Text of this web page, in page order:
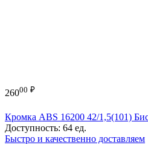
26000 ₽
Кромка ABS 16200 42/1,5(101)
Доступность: 64 ед.
Быстро и качественно доставляем